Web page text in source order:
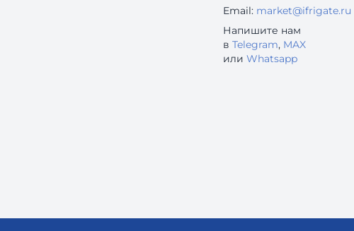
Email: market@ifrigate.ru
Напишите нам
в Telegram, MAX
или Whatsapp